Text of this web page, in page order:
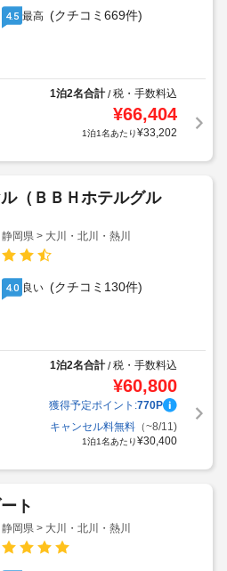
4.5 最高 (クチコミ669件)
1泊2名合計/税・手数料込
¥66,404
1泊1名あたり¥33,202
（ＢＢＨホテルグル
静岡県 > 大川・北川・熱川
4.0 良い (クチコミ130件)
1泊2名合計/税・手数料込
¥60,800
獲得予定ポイント:770P
キャンセル料無料（~8/11)
1泊1名あたり¥30,400
ト
静岡県 > 大川・北川・熱川